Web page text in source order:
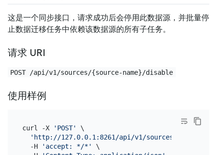
这是一个同步接口，请求成功后会停用此数据源，并批量停
止数据迁移任务中依赖该数据源的所有子任务。
请求 URI
POST /api/v1/sources/{source-name}/disable
使用样例
curl -X 'POST'
\
'http://127.0.0.1:8261/api/v1/sources/mysql-01/
  -H
'accept: */*'
\